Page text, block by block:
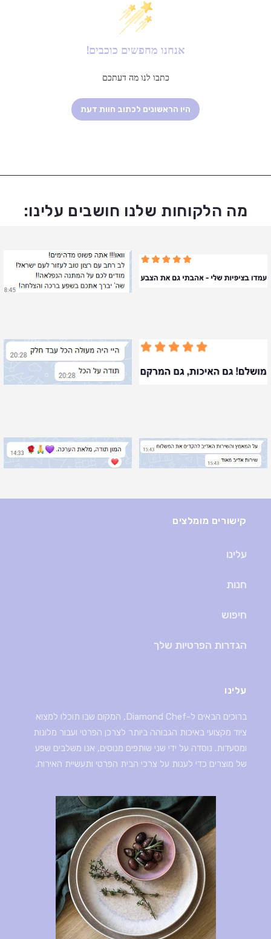
אנחנו מחפשים כוכבים!
כתבו לנו מה דעתכם
היו הראשונים לכתוב חוות דעת
מה הלקוחות שלנו חושבים עלינו:
קישורים מומלצים
עלינו
חנות
חיפוש
הגדרות הפרטיות שלך
עלינו
ברוכים הבאים ל-Diamond Chef, המקום שבו תוכלו למצוא
ציוד מקצועי באיכות הגבוהה ביותר לצרכן הפרטי ועבור מלונות
ומסעדות. נוסדה על ידי שני שותפים מנוסים, אנו משלבים שפע
של מוצרים כדי לענות על צרכי הבית הפרטי ותעשיית האירוח.